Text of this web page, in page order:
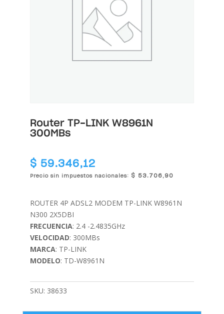
Router TP-LINK W8961N
300MBs
$ 59.346,12
Precio sin impuestos nacionales: $ 53.706,90
ROUTER 4P ADSL2 MODEM TP-LINK W8961N
N300 2X5DBI
FRECUENCIA: 2.4 -2.4835GHz
VELOCIDAD: 300MBs
MARCA: TP-LINK
MODELO: TD-W8961N
SKU: 38633